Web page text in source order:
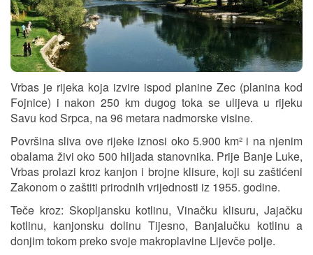
Vrbas je rijeka koja izvire ispod planine Zec (planina kod
Fojnice) i nakon 250 km dugog toka se ulijeva u rijeku
Savu kod Srpca, na 96 metara nadmorske visine.
Površina sliva ove rijeke iznosi oko 5.900 km² i na njenim
obalama živi oko 500 hiljada stanovnika. Prije Banje Luke,
Vrbas prolazi kroz kanjon i brojne klisure, koji su zaštićeni
Zakonom o zaštiti prirodnih vrijednosti iz 1955. godine.
Teče kroz: Skopljansku kotlinu, Vinačku klisuru, Jajačku
kotlinu, kanjonsku dolinu Tijesno, Banjalučku kotlinu a
donjim tokom preko svoje makroplavine Lijevče polje.